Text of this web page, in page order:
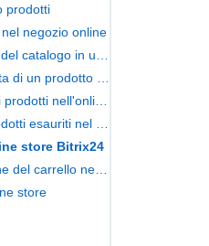
prodotti
negozio online
store Bitrix24
store